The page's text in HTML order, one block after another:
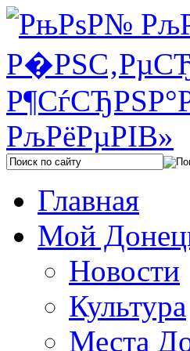
Главная
Мой
Новости
Культура
Места